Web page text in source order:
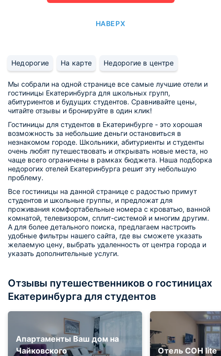
НАВЕРХ
Недорогие На карте Недорогие в центре
Мы собрали на одной странице все самые лучшие отели и
гостиницы Екатеринбурга для школьных групп,
абитуриентов и будущих студентов. Сравнивайте цены,
читайте отзывы и бронируйте в один клик!
Гостиницы для студентов в Екатеринбурге - это хорошая
возможность за небольшие деньги остановиться в
незнакомом городе. Школьники, абитуриенты и студенты
очень любят путешествовать и открывать новые места, но
чаще всего ограничены в рамках бюджета. Наша подборка
недорогих отелей Екатеринбурга решит эту небольшую
проблему.
Все гостиницы на данной странице с радостью примут
студентов и школьные группы, и предложат для
проживания комфортабельные номера с кроватью, ванной
комнатой, телевизором, сплит-системой и многим другим.
А для более детального поиска, предлагаем настроить
удобные фильтры нашего сайта, где вы сможете указать
желаемую цену, выбрать удаленность от центра города и
указать дополнительные услуги.
Отзывы путешественников о гостиницах
Екатеринбурга для студентов
Апартаменты Ваш дом на
Чайковского
Отель СОН lite